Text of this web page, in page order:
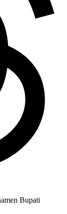
Bupati